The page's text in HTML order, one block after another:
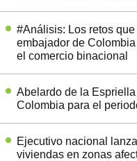
#Análisis: Los retos
embajador de
el comercio binacional
Abelardo de la
Colombia para el
Ejecutivo nacional
viviendas en zonas